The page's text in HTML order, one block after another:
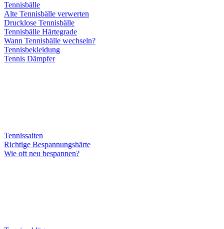
Tennisbälle
Alte Tennisbälle verwerten
Drucklose Tennisbälle
Tennisbälle Härtegrade
Wann Tennisbälle wechseln?
Tennisbekleidung
Tennis Dämpfer
Tennissaiten
Richtige Bespannungshärte
Wie oft neu bespannen?